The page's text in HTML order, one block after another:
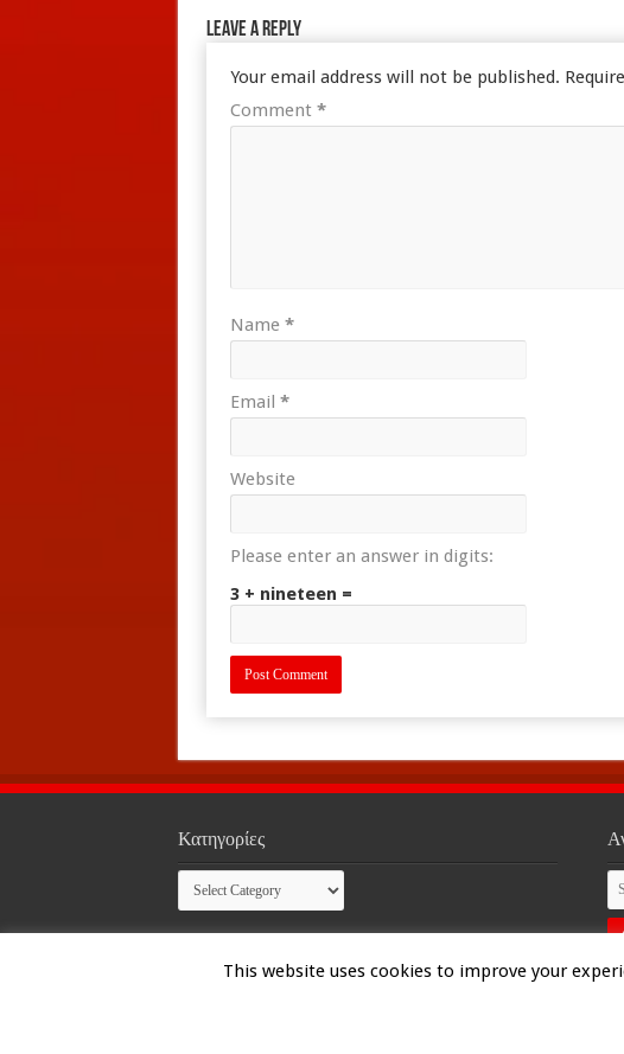
Leave a Reply
Your email address will not be published.
Comment *
Name *
Email *
Website
Please enter an answer in digits:
3 + nineteen =
Κατηγορίες
Κατηγορίες
This website uses cookies to improve your